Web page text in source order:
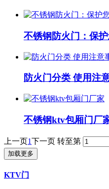
不锈钢防火门：保
防火门分类 使用注
不锈钢ktv包厢门厂
上一页1下一页 转至第
加载更多
KTV门